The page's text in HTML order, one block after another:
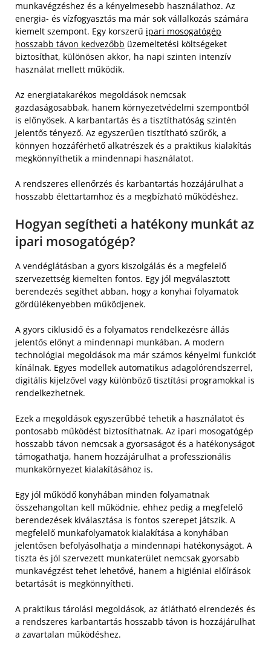
munkavégzéshez és a kényelmesebb használathoz. Az
energia- és vízfogyasztás ma már sok vállalkozás számára
kiemelt szempont. Egy korszerű ipari mosogatógép
hosszabb távon kedvezőbb üzemeltetési költségeket
biztosíthat, különösen akkor, ha napi szinten intenzív
használat mellett működik.
Az energiatakarékos megoldások nemcsak
gazdaságosabbak, hanem környezetvédelmi szempontból
is előnyösek. A karbantartás és a tisztíthatóság szintén
jelentős tényező. Az egyszerűen tisztítható szűrők, a
könnyen hozzáférhető alkatrészek és a praktikus kialakítás
megkönnyíthetik a mindennapi használatot.
A rendszeres ellenőrzés és karbantartás hozzájárulhat a
hosszabb élettartamhoz és a megbízható működéshez.
Hogyan segítheti a hatékony munkát az
ipari mosogatógép?
A vendéglátásban a gyors kiszolgálás és a megfelelő
szervezettség kiemelten fontos. Egy jól megválasztott
berendezés segíthet abban, hogy a konyhai folyamatok
gördülékenyebben működjenek.
A gyors ciklusidő és a folyamatos rendelkezésre állás
jelentős előnyt a mindennapi munkában. A modern
technológiai megoldások ma már számos kényelmi funkciót
kínálnak. Egyes modellek automatikus adagolórendszerrel,
digitális kijelzővel vagy különböző tisztítási programokkal is
rendelkezhetnek.
Ezek a megoldások egyszerűbbé tehetik a használatot és
pontosabb működést biztosíthatnak. Az ipari mosogatógép
hosszabb távon nemcsak a gyorsaságot és a hatékonyságot
támogathatja, hanem hozzájárulhat a professzionális
munkakörnyezet kialakításához is.
Egy jól működő konyhában minden folyamatnak
összehangoltan kell működnie, ehhez pedig a megfelelő
berendezések kiválasztása is fontos szerepet játszik. A
megfelelő munkafolyamatok kialakítása a konyhában
jelentősen befolyásolhatja a mindennapi hatékonyságot. A
tiszta és jól szervezett munkaterület nemcsak gyorsabb
munkavégzést tehet lehetővé, hanem a higiéniai előírások
betartását is megkönnyítheti.
A praktikus tárolási megoldások, az átlátható elrendezés és
a rendszeres karbantartás hosszabb távon is hozzájárulhat
a zavartalan működéshez.